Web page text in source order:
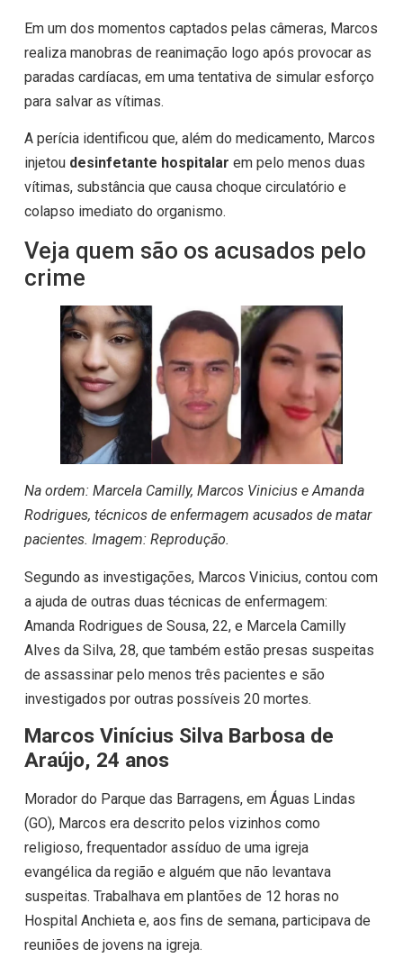
Em um dos momentos captados pelas câmeras, Marcos
realiza manobras de reanimação logo após provocar as
paradas cardíacas, em uma tentativa de simular esforço
para salvar as vítimas.
A perícia identificou que, além do medicamento, Marcos
injetou desinfetante hospitalar em pelo menos duas
vítimas, substância que causa choque circulatório e
colapso imediato do organismo.
Veja quem são os acusados pelo
crime
Na ordem: Marcela Camilly, Marcos Vinicius e Amanda
Rodrigues, técnicos de enfermagem acusados de matar
pacientes. Imagem: Reprodução.
Segundo as investigações, Marcos Vinicius, contou com
a ajuda de outras duas técnicas de enfermagem:
Amanda Rodrigues de Sousa, 22, e Marcela Camilly
Alves da Silva, 28, que também estão presas suspeitas
de assassinar pelo menos três pacientes e são
investigados por outras possíveis 20 mortes.
Marcos Vinícius Silva Barbosa de
Araújo, 24 anos
Morador do Parque das Barragens, em Águas Lindas
(GO), Marcos era descrito pelos vizinhos como
religioso, frequentador assíduo de uma igreja
evangélica da região e alguém que não levantava
suspeitas. Trabalhava em plantões de 12 horas no
Hospital Anchieta e, aos fins de semana, participava de
reuniões de jovens na igreja.